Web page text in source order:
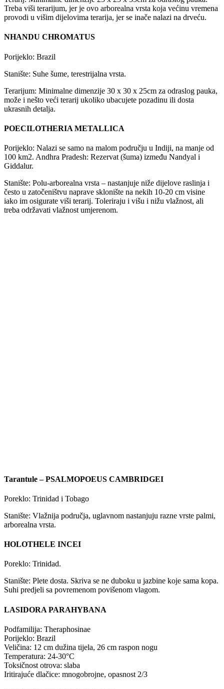
Treba viši terarijum, jer je ovo arborealna vrsta koja većinu vremena
provodi u višim dijelovima terarija, jer se inače nalazi na drveću.
NHANDU CHROMATUS
Porijeklo: Brazil
Stanište: Suhe šume, terestrijalna vrsta.
Terarijum: Minimalne dimenzije 30 x 30 x 25cm za odraslog pauka,
može i nešto veći terarij ukoliko ubacujete pozadinu ili dosta
ukrasnih detalja.
POECILOTHERIA METALLICA
Porijeklo: Nalazi se samo na malom području u Indiji, na manje od
100 km2. Andhra Pradesh: Rezervat (šuma) između Nandyal i
Giddalur.
Stanište: Polu-arborealna vrsta – nastanjuje niže dijelove raslinja i
često u zatočeništvu naprave sklonište na nekih 10-20 cm visine
iako im osigurate viši terarij. Toleriraju i višu i nižu vlažnost, ali
treba održavati vlažnost umjerenom.
Tarantule – PSALMOPOEUS CAMBRIDGEI
Poreklo: Trinidad i Tobago
Stanište: Vlažnija područja, uglavnom nastanjuju razne vrste palmi,
arborealna vrsta.
HOLOTHELE INCEI
Poreklo: Trinidad.
Stanište: Plete dosta. Skriva se ne duboku u jazbine koje sama kopa.
Suhi predjeli sa povremenom povišenom vlagom.
LASIDORA PARAHYBANA
Podfamilija: Theraphosinae
Porijeklo: Brazil
Veličina: 12 cm dužina tijela, 26 cm raspon nogu
Temperatura: 24-30°C
Toksičnost otrova: slaba
Iritirajuće dlačice: mnogobrojne, opasnost 2/3